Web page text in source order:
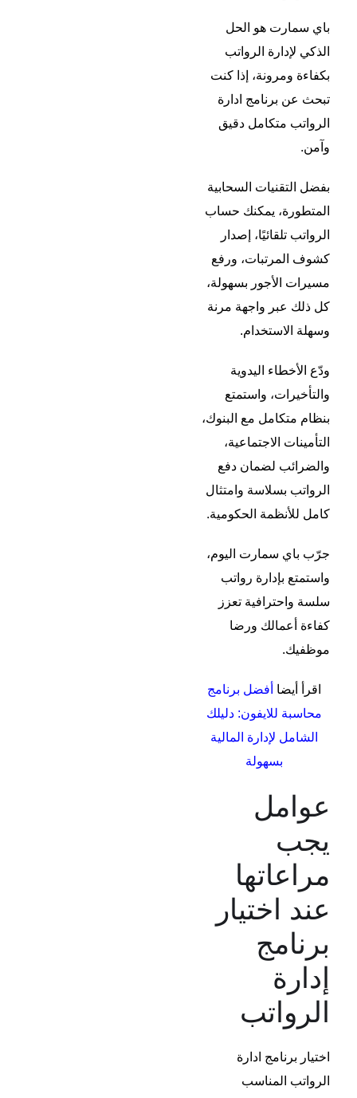
باي سمارت هو الحل
الذكي لإدارة الرواتب
بكفاءة ومرونة، إذا كنت
تبحث عن برنامج ادارة
الرواتب متكامل دقيق
وآمن.
بفضل التقنيات السحابية
المتطورة، يمكنك حساب
الرواتب تلقائيًا، إصدار
كشوف المرتبات، ورفع
مسيرات الأجور بسهولة،
كل ذلك عبر واجهة مرنة
وسهلة الاستخدام.
ودّع الأخطاء اليدوية
والتأخيرات، واستمتع
بنظام متكامل مع البنوك،
التأمينات الاجتماعية،
والضرائب لضمان دفع
الرواتب بسلاسة وامتثال
كامل للأنظمة الحكومية.
جرّب باي سمارت اليوم،
واستمتع بإدارة رواتب
سلسة واحترافية تعزز
كفاءة أعمالك ورضا
موظفيك.
اقرأ أيضا أفضل برنامج
محاسبة للايفون: دليلك
الشامل لإدارة المالية
بسهولة
عوامل
يجب
مراعاتها
عند اختيار
برنامج
إدارة
الرواتب
اختيار برنامج ادارة
الرواتب المناسب